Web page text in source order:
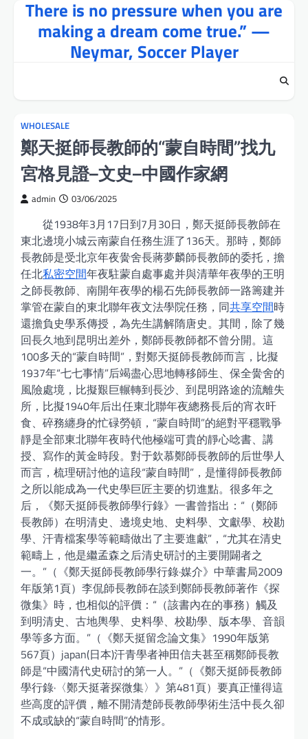
There is no pressure when you are
making a dream come true.” —
Neymar, Soccer Player
WHOLESALE
鄭天挺師長教師的“蒙自時間”找九
宮格見證–文史–中國作家網
admin 03/06/2025
從1938年3月17日到7月30日，鄭天挺師長教師在
東北邊境小城云南蒙自任務生涯了136天。那時，鄭師
長教師是受北京年夜黌舍長蔣夢麟師長教師的委托，擔
任北私密空間年夜駐蒙自處事處并與清華年夜學的王明
之師長教師、南開年夜學的楊石先師長教師一路籌建并
掌管在蒙自的東北聯年夜文法學院任務，同共享空間時
還擔負史學系傳授，為先生講解隋唐史。其間，除了幾
回長久地到昆明出差外，鄭師長教師都不曾分開。這
100多天的“蒙自時間”，對鄭天挺師長教師而言，比擬
1937年“七七事情”后竭盡心思地轉移師生、保全黌舍的
風險處境，比擬艱巨輾轉到長沙、到昆明路途的流離失
所，比擬1940年后出任東北聯年夜總務長后的宵衣旰
食、碎務纏身的忙碌勞頓，“蒙自時間”的絕對平穩戰爭
靜是全部東北聯年夜時代他極端可貴的靜心唸書、講
授、寫作的黃金時段。對于欽慕鄭師長教師的后世學人
而言，梳理研討他的這段“蒙自時間”，是懂得師長教師
之所以能成為一代史學巨匠主要的切進點。很多年之
后，《鄭天挺師長教師學行錄》一書曾指出：“（鄭師
長教師）在明清史、邊境史地、史料學、文獻學、校勘
學、汗青檔案學等範疇做出了主要進獻”，“尤其在清史
範疇上，他是繼孟森之后清史研討的主要開闢者之
一。”（《鄭天挺師長教師學行錄·媒介》中華書局2009
年版第1頁）李侃師長教師在談到鄭師長教師著作《探
微集》時，也相似的評價：“（該書內在的事務）觸及
到明清史、古地輿學、史料學、校勘學、版本學、音韻
學等多方面。”（《鄭天挺留念論文集》1990年版第
567頁）japan(日本)汗青學者神田信夫甚至稱鄭師長教
師是“中國清代史研討的第一人。”（《鄭天挺師長教師
學行錄·〈鄭天挺著探微集〉》第481頁）要真正懂得這
些高度的評價，離不開清楚師長教師學術生活中長久卻
不成或缺的“蒙自時間”的情形。